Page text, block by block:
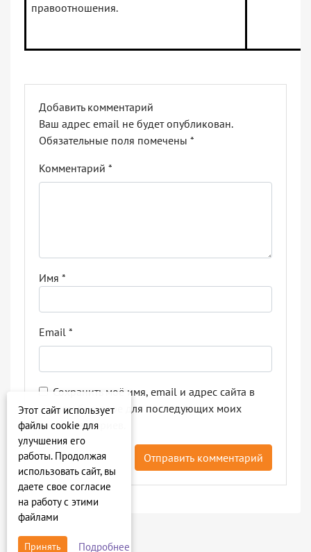
правоотношения.
Добавить комментарий
Ваш адрес email не будет опубликован.
Обязательные поля помечены *
Комментарий *
Имя *
Email *
Сохранить моё имя, email и адрес сайта в
этом браузере для последующих моих
комментариев.
Этот сайт использует
файлы cookie для
улучшения его
работы. Продолжая
использовать сайт, вы
даете свое согласие
на работу с этими
файлами
Принять Подробнее